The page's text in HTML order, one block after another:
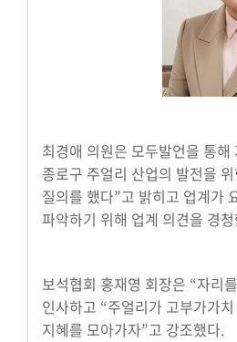
최경애 의원은 모두발언을 통
종로구 주얼리 산업의 발전을
질의를 했다”고 밝히고 업계가
파악하기 위해 업계 의견을 경
보석협회 홍재영 회장은 “자리
인사하고 “주얼리가 고부가가
지혜를 모아가자”고 강조했다.